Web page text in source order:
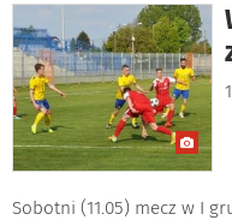
Sobotni (11.05) mecz w I